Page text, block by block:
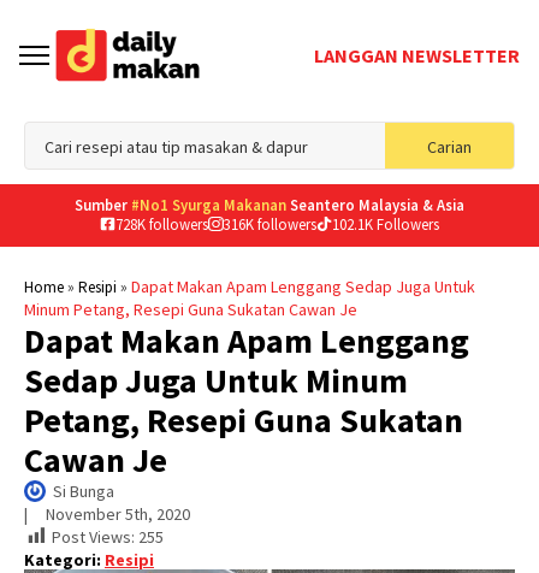
LANGGAN NEWSLETTER
Carian
for:
Sumber #No1 Syurga MakananSeantero Malaysia & Asia
728K followers
316K followers 102.1K Followers
Home» Resipi » Dapat Makan Apam Lenggang Sedap Juga Untuk
Minum Petang, Resepi Guna Sukatan Cawan Je
Dapat Makan Apam Lenggang
Sedap Juga Untuk Minum
Petang, Resepi Guna Sukatan
Cawan Je
Si Bunga
| November 5th, 2020
Post Views: 255
Kategori: Resipi